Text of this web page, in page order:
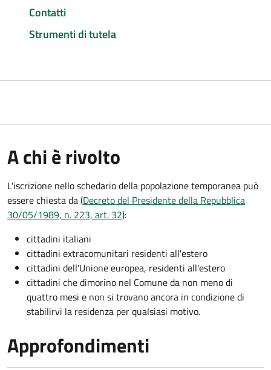
Contatti
Strumenti di tutela
A chi è rivolto
L'iscrizione nello schedario della popolazione temporanea può
essere chiesta da (Decreto del Presidente della Repubblica
30/05/1989, n. 223, art. 32):
cittadini italiani
cittadini extracomunitari residenti all'estero
cittadini dell'Unione europea, residenti all'estero
cittadini che dimorino nel Comune da non meno di
quattro mesi e non si trovano ancora in condizione di
stabilirvi la residenza per qualsiasi motivo.
Approfondimenti